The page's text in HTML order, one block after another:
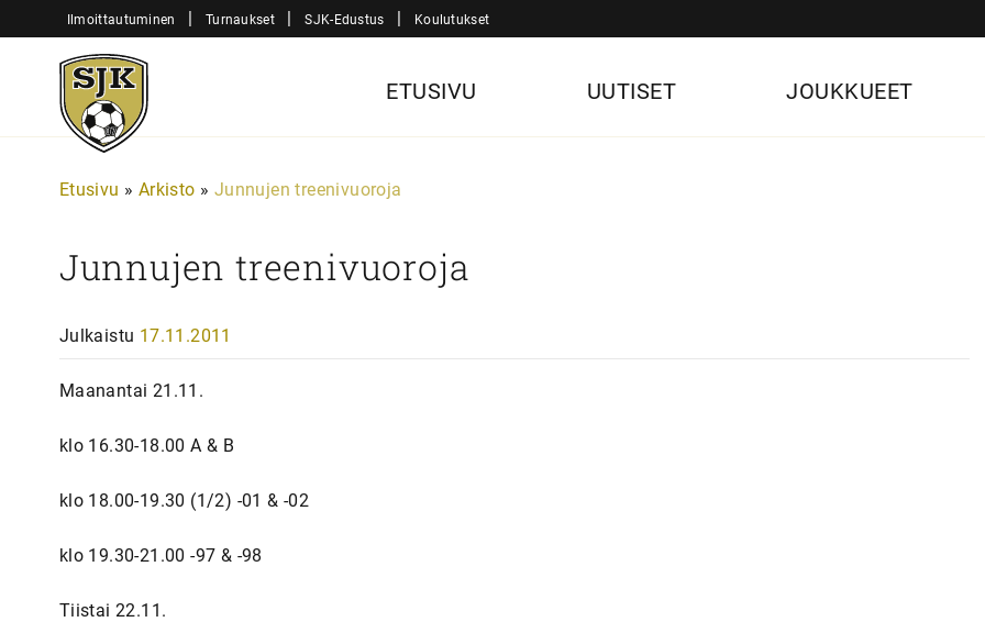
sisältöön
Ilmoittautuminen | Turnaukset | SJK-Edustus | Koulutukset
Sjk-
Juniorit
ETUSIVU UUTISET JOUKKUEET
Etusivu » Arkisto » Junnujen treenivuoroja
Junnujen treenivuoroja
Julkaistu 17.11.2011
Maanantai 21.11.
klo 16.30-18.00 A & B
klo 18.00-19.30 (1/2) -01 & -02
klo 19.30-21.00 -97 & -98
Tiistai 22.11.